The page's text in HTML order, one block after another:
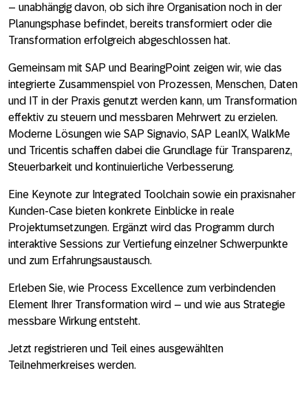
– unabhängig davon, ob sich ihre Organisation noch in der
Planungsphase befindet, bereits transformiert oder die
Transformation erfolgreich abgeschlossen hat.
Gemeinsam mit SAP und BearingPoint zeigen wir, wie das
integrierte Zusammenspiel von Prozessen, Menschen, Daten
und IT in der Praxis genutzt werden kann, um Transformation
effektiv zu steuern und messbaren Mehrwert zu erzielen.
Moderne Lösungen wie SAP Signavio, SAP LeanIX, WalkMe
und Tricentis schaffen dabei die Grundlage für Transparenz,
Steuerbarkeit und kontinuierliche Verbesserung.
Eine Keynote zur Integrated Toolchain sowie ein praxisnaher
Kunden‑Case bieten konkrete Einblicke in reale
Projektumsetzungen. Ergänzt wird das Programm durch
interaktive Sessions zur Vertiefung einzelner Schwerpunkte
und zum Erfahrungsaustausch.
Erleben Sie, wie Process Excellence zum verbindenden
Element Ihrer Transformation wird – und wie aus Strategie
messbare Wirkung entsteht.
Jetzt registrieren und Teil eines ausgewählten
Teilnehmerkreises werden.